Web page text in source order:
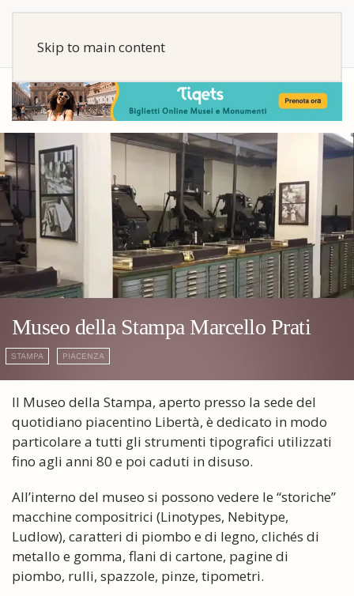
Skip to main content
Museo della Stampa Marcello Prati
STAMPA PIACENZA
Il Museo della Stampa, aperto presso la sede del
quotidiano piacentino Libertà, è dedicato in modo
particolare a tutti gli strumenti tipografici utilizzati
fino agli anni 80 e poi caduti in disuso.
All’interno del museo si possono vedere le “storiche”
macchine compositrici (Linotypes, Nebitype,
Ludlow), caratteri di piombo e di legno, clichés di
metallo e gomma, flani di cartone, pagine di
piombo, rulli, spazzole, pinze, tipometri.